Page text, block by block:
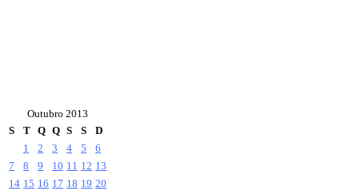
Outubro 2013
S
T Q Q S S
D
1
2 3 4 5
6
7
8 9 10 11 12 13
14 15 16 17 18 19 20